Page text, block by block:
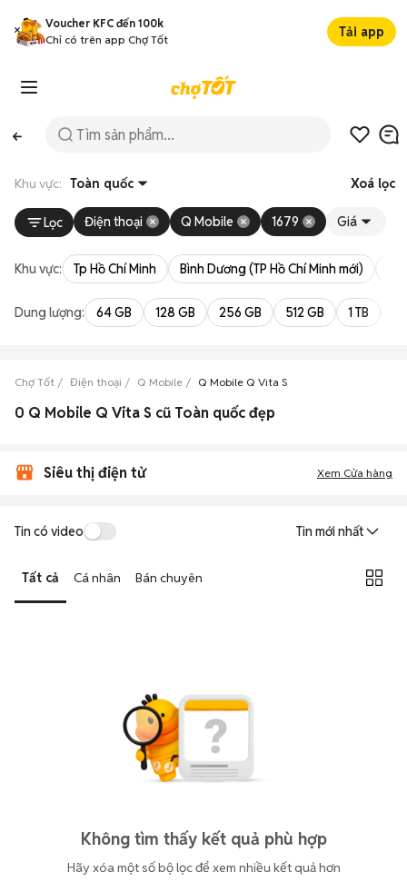
Voucher KFC đến 100k
Chỉ có trên app Chợ Tốt
Tải app
Khu vực: Toàn quốc Xoá lọc
Lọc Điện thoại Q Mobile 1679 Giá
Khu vực: Tp Hồ Chí Minh Bình Dương (TP Hồ Chí Minh mới)
Dung lượng: 64 GB 128 GB 256 GB 512 GB 1 TB
Chợ Tốt Điện thoại Q Mobile Q Mobile Q Vita S
0 Q Mobile Q Vita S cũ Toàn quốc đẹp
Siêu thị điện tử Xem Cửa hàng
Tin có video Tin mới nhất
Tất cả Cá nhân Bán chuyên
Không tìm thấy kết quả phù hợp
Hãy xóa một số bộ lọc để xem nhiều kết quả hơn